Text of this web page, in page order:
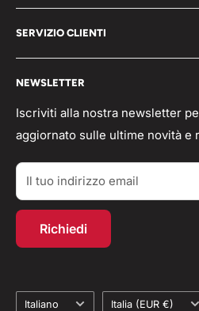
Chi Siamo
Blog
Pagamenti
Spedizioni
Feedback
Parlano di Noi
Acquisti TAX-FREE
SERVIZIO CLIENTI
Condizioni generali
Domande frequenti
Privacy Policy
Resi/Rimborsi
Contatti
Account personale
Programma fedeltà
Recesso dal contratto
NEWSLETTER
Iscriviti alla nostra newsletter
aggiornato sulle ultime novità
Il tuo indirizzo email
Richiedi
Lingua
Italiano Paese
Italia (EUR €)